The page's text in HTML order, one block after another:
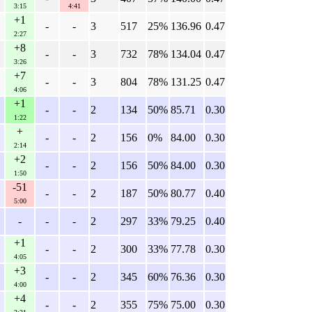
3:15 4:41
+1
2:27
- - 3 517 25% 136.96 0.47
+8
3:26
- - 3 732 78% 134.04 0.47
+7
4:06
- - 3 804 78% 131.25 0.47
+1
1:22
- - 2 134 50% 85.71
0.30
+
2:14
- - 2 156 0% 84.00
0.30
+2
1:50
- - 2 156 50% 84.00
0.30
-51
5:00
- - 2 187 50% 80.77 0.40
- - - 2 297 33% 79.25
0.40
+1
4:05
- - 2 300 33% 77.78
0.30
+3
4:00
- - 2 345 60% 76.36
0.30
+4
- - 2 355 75% 75.00 0.30